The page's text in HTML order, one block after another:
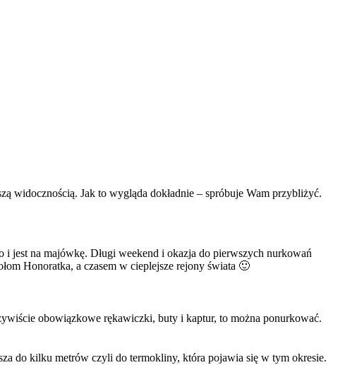
widocznością. Jak to wygląda dokładnie – spróbuje Wam przybliżyć.
jest na majówkę. Długi weekend i okazja do pierwszych nurkowań
Honoratka, a czasem w cieplejsze rejony świata 🙂
obowiązkowe rękawiczki, buty i kaptur, to można ponurkować.
do kilku metrów czyli do termokliny, która pojawia się w tym okresie.